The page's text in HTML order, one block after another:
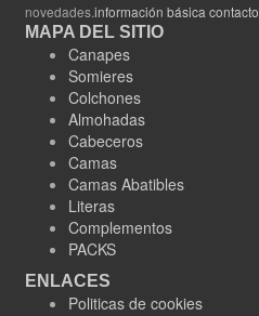
novedades.información básica contacto
MAPA DEL SITIO
Canapes
Somieres
Colchones
Almohadas
Cabeceros
Camas
Camas Abatibles
Literas
Complementos
PACKS
ENLACES
Politicas de cookies